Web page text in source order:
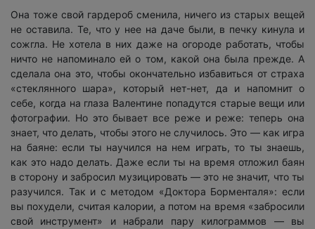
Она тоже свой гардероб сменила, ничего из старых вещей
не оставила. Те, что у нее на даче были, в печку кинула и
сожгла. Не хотела в них даже на огороде работать, чтобы
ничто не напоминало ей о том, какой она была прежде. А
сделала она это, чтобы окончательно избавиться от страха
«стеклянного шара», который нет-нет, да и напомнит о
себе, когда на глаза Валентине попадутся старые вещи или
фотографии. Но это бывает все реже и реже: теперь она
знает, что делать, чтобы этого не случилось. Это — как игра
на баяне: если ты научился на нем играть, то ты знаешь,
как это надо делать. Даже если ты на время отложил баян
в сторону и забросил музицировать — это не значит, что ты
разучился. Так и с методом «Доктора Борменталя»: если
вы похудели, считая калории, а потом на время «забросили
свой инструмент» и набрали пару килограммов — вы